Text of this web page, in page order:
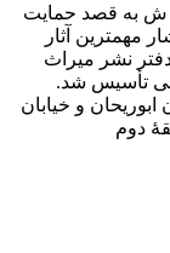
مؤسسه پژوهشی میراث مكتوب در سال 1372 ش به قصد حمایت
مهمترین آثار
نشر میراث
تأسیس شد.
ابوریحان و خیابان